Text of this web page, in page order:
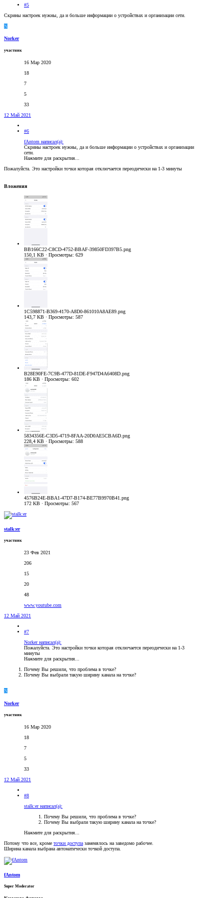
#5
Скрины настроек нужны, да и больше информации о устройствах и организации сети.
N
Norker
участник
16 Мар 2020
18
7
5
33
12 Май 2021
#6
fAntom написал(а):
Скрины настроек нужны, да и больше информации о устройствах и организации
сети.
Нажмите для раскрытия...
Пожалуйста. Это настройки точки которая отключается переодически на 1-3 минуты
Вложения
BB166C22-C8CD-4752-BBAF-39850FD397B5.png
150,1 KB · Просмотры: 629
1C598871-B369-4170-A8D0-861010A8AE89.png
143,7 KB · Просмотры: 587
B28E90FE-7C9B-477D-81DE-F947D4A6408D.png
186 KB · Просмотры: 602
5834356E-C3D5-4719-8FAA-20D0AE5CBA6D.png
228,4 KB · Просмотры: 588
4576B24E-BBA1-47D7-B174-BE77B9970B41.png
172 KB · Просмотры: 567
stalk:er
участник
23 Фев 2021
206
15
20
48
www.youtube.com
12 Май 2021
#7
Norker написал(а):
Пожалуйста. Это настройки точки которая отключается переодически на 1-3
минуты
Нажмите для раскрытия...
Почему Вы решили, что проблема в точке?
Почему Вы выбрали такую ширину канала на точке?
N
Norker
участник
16 Мар 2020
18
7
5
33
12 Май 2021
#8
stalk:er написал(а):
Почему Вы решили, что проблема в точке?
Почему Вы выбрали такую ширину канала на точке?
Нажмите для раскрытия...
Потому что все, кроме точки доступа заменялось на заведомо рабочее.
Ширина канала выбрана автоматически точкой доступа.
fAntom
Super Moderator